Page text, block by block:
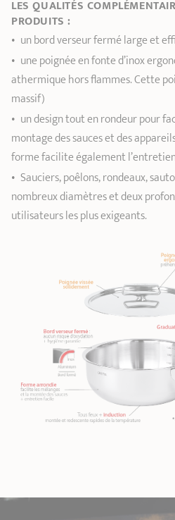
LES QUALITÉS
PRODUITS :
un bord verseur fermé large et
une poignée en fonte d’inox
athermique hors flammes. Cette
massif)
un design tout en rondeur pour
montage des sauces et des
forme facilite également
Sauciers, poêlons, rondeaux,
nombreux diamètres et deux
utilisateurs les plus exigeants.